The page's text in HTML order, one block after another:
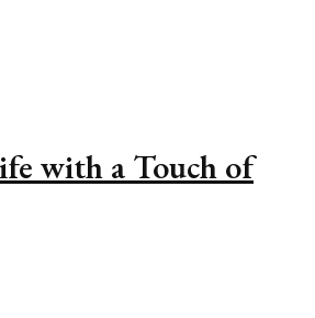
with a Touch of